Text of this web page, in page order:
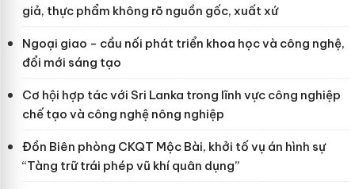
giả, thực phẩm không rõ nguồn gốc, xuất xứ
Ngoại giao - cầu nối phát triển khoa học và công nghệ,
đổi mới sáng tạo
Cơ hội hợp tác với Sri Lanka trong lĩnh vực công nghiệp
chế tạo và công nghệ nông nghiệp
Đồn Biên phòng CKQT Mộc Bài, khởi tố vụ án hình sự
“Tàng trữ trái phép vũ khí quân dụng”